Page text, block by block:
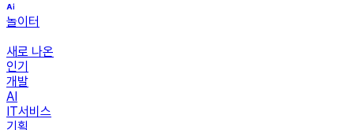
놀이터
새로 나온
인기
개발
AI
IT서비스
기획